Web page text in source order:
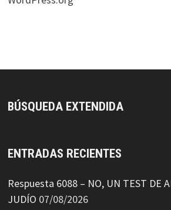
BÚSQUEDA EXTENDIDA
ENTRADAS RECIENTES
Respuesta 6088 – NO, UN TEST DE
JUDÍO 07/08/2026